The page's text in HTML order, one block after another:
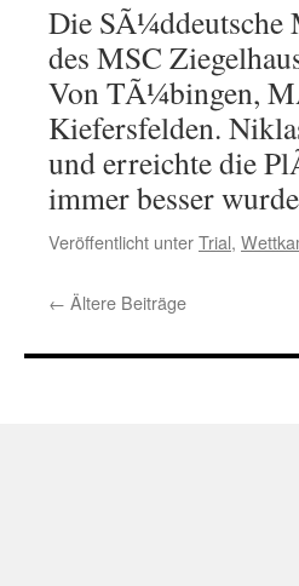
Die
des MSC
Von TÃ¼bingen,
Kiefersfelden.
und erreichte die
immer besser
Veröffentlicht unterTrial,
← Ältere Beiträge